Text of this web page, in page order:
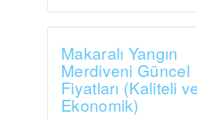
Makaralı Yangın
Merdiveni Güncel
Fiyatları (Kaliteli
Ekonomik)